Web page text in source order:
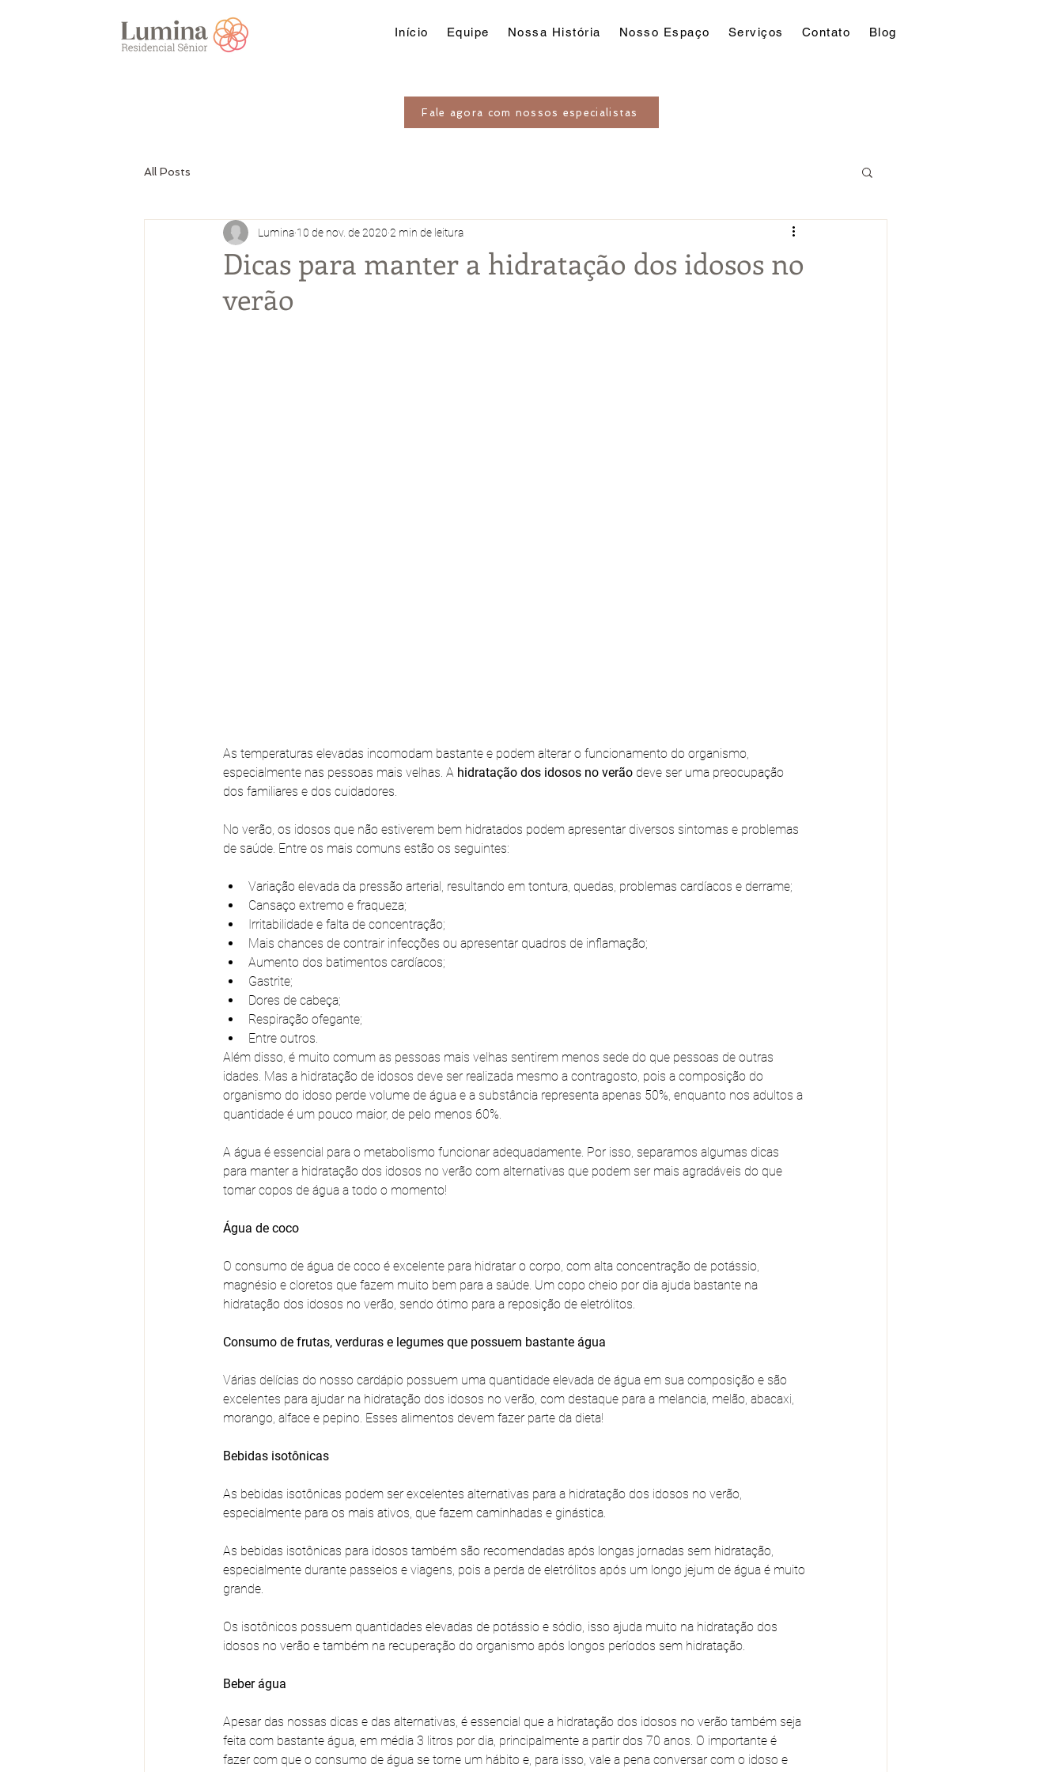
Início Equipe Nossa História Nosso Espaço Serviços Contato Blog
Fale agora com nossos especialistas
All Posts
Dicas para manter a hidratação dos idosos no
verão
Lumina 10 de nov. de 2020 2 min de leitura
As temperaturas elevadas incomodam bastante e podem alterar o funcionamento do organismo,
especialmente nas pessoas mais velhas. A hidratação dos idosos no verão deve ser uma preocupação
dos familiares e dos cuidadores.
No verão, os idosos que não estiverem bem hidratados podem apresentar diversos sintomas e problemas
de saúde. Entre os mais comuns estão os seguintes:
Variação elevada da pressão arterial, resultando em tontura, quedas, problemas cardíacos e derrame;
Cansaço extremo e fraqueza;
Irritabilidade e falta de concentração;
Mais chances de contrair infecções ou apresentar quadros de inflamação;
Aumento dos batimentos cardíacos;
Gastrite;
Dores de cabeça;
Respiração ofegante;
Entre outros.
Além disso, é muito comum as pessoas mais velhas sentirem menos sede do que pessoas de outras
idades. Mas a hidratação de idosos deve ser realizada mesmo a contragosto, pois a composição do
organismo do idoso perde volume de água e a substância representa apenas 50%, enquanto nos adultos a
quantidade é um pouco maior, de pelo menos 60%.
A água é essencial para o metabolismo funcionar adequadamente. Por isso, separamos algumas dicas
para manter a hidratação dos idosos no verão com alternativas que podem ser mais agradáveis do que
tomar copos de água a todo o momento!
Água de coco
O consumo de água de coco é excelente para hidratar o corpo, com alta concentração de potássio,
magnésio e cloretos que fazem muito bem para a saúde. Um copo cheio por dia ajuda bastante na
hidratação dos idosos no verão, sendo ótimo para a reposição de eletrólitos.
Consumo de frutas, verduras e legumes que possuem bastante água
Várias delícias do nosso cardápio possuem uma quantidade elevada de água em sua composição e são
excelentes para ajudar na hidratação dos idosos no verão, com destaque para a melancia, melão, abacaxi,
morango, alface e pepino. Esses alimentos devem fazer parte da dieta!
Bebidas isotônicas
As bebidas isotônicas podem ser excelentes alternativas para a hidratação dos idosos no verão,
especialmente para os mais ativos, que fazem caminhadas e ginástica.
As bebidas isotônicas para idosos também são recomendadas após longas jornadas sem hidratação,
especialmente durante passeios e viagens, pois a perda de eletrólitos após um longo jejum de água é muito
grande.
Os isotônicos possuem quantidades elevadas de potássio e sódio, isso ajuda muito na hidratação dos
idosos no verão e também na recuperação do organismo após longos períodos sem hidratação.
Beber água
Apesar das nossas dicas e das alternativas, é essencial que a hidratação dos idosos no verão também seja
feita com bastante água, em média 3 litros por dia, principalmente a partir dos 70 anos. O importante é
fazer com que o consumo de água se torne um hábito e, para isso, vale a pena conversar com o idoso e